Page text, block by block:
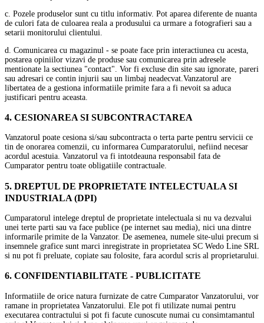
c. Pozele produselor sunt cu titlu informativ. Pot aparea diferente de nuanta
de culori fata de culoarea reala a produsului ca urmare a fotografieri sau a
setarii monitorului clientului.
d. Comunicarea cu magazinul - se poate face prin interactiunea cu acesta,
postarea opiniilor vizavi de produse sau comunicarea prin adresele
mentionate la sectiunea "contact". Vor fi excluse din site sau ignorate, pareri
sau adresari ce contin injurii sau un limbaj neadecvat. Vanzatorul are
libertatea de a gestiona informatiile primite fara a fi nevoit sa aduca
justificari pentru aceasta.
4. CESIONAREA SI SUBCONTRACTAREA
Vanzatorul poate cesiona si/sau subcontracta o terta parte pentru servicii ce
tin de onorarea comenzii, cu informarea Cumparatorului, nefiind necesar
acordul acestuia. Vanzatorul va fi intotdeauna responsabil fata de
Cumparator pentru toate obligatiile contractuale.
5. DREPTUL DE PROPRIETATE INTELECTUALA SI
INDUSTRIALA (DPI)
Cumparatorul intelege dreptul de proprietate intelectuala si nu va dezvalui
unei terte parti sau va face publice (pe internet sau media), nici una dintre
informarile primite de la Vanzator. De asemenea, numele site-ului precum si
insemnele grafice sunt marci inregistrate in proprietatea SC Wedo Line SRL
si nu pot fi preluate, copiate sau folosite, fara acordul scris al proprietarului.
6. CONFIDENTIABILITATE - PUBLICITATE
Informatiile de orice natura furnizate de catre Cumparator Vanzatorului, vor
ramane in proprietatea Vanzatorului. Ele pot fi utilizate numai pentru
executarea contractului si pot fi facute cunoscute numai cu consimtamantul